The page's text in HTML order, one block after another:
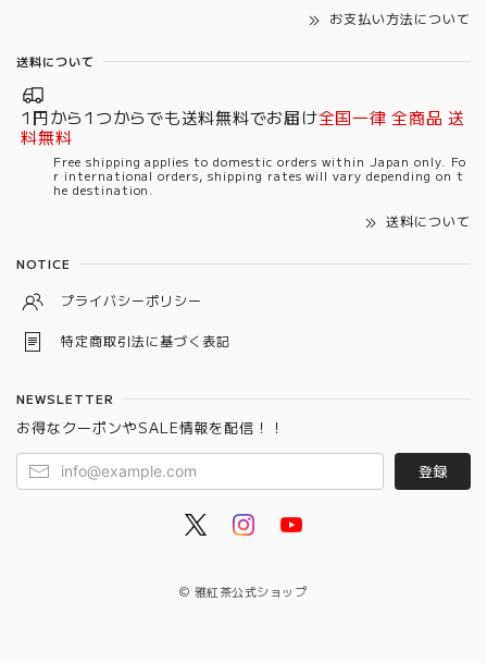
お支払い方法について
送料について
1円から1つからでも送料無料でお届け全国一律 全商品 送
料無料
Free shipping applies to domestic orders within Japan only. Fo
r international orders, shipping rates will vary depending on t
he destination.
送料について
NOTICE
プライバシーポリシー
特定商取引法に基づく表記
NEWSLETTER
お得なクーポンやSALE情報を配信！！
登録
© 雅紅茶公式ショップ